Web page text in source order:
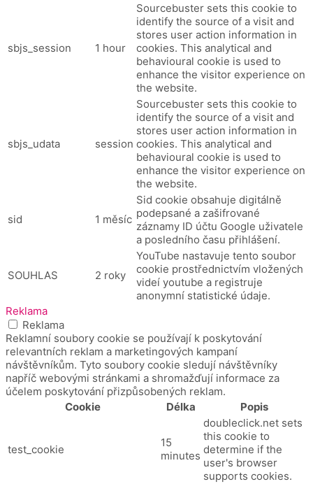
sbjs_session 1 hour
Sourcebuster sets this cookie to
identify the source of a visit and
stores user action information in
cookies. This analytical and
behavioural cookie is used to
enhance the visitor experience on
the website.
sbjs_udata session
Sourcebuster sets this cookie to
identify the source of a visit and
stores user action information in
cookies. This analytical and
behavioural cookie is used to
enhance the visitor experience on
the website.
sid 1 měsíc
Sid cookie obsahuje digitálně
podepsané a zašifrované
záznamy ID účtu Google uživatele
a posledního času přihlášení.
SOUHLAS 2 roky
YouTube nastavuje tento soubor
cookie prostřednictvím vložených
videí youtube a registruje
anonymní statistické údaje.
Reklama
Reklama
Reklamní soubory cookie se používají k poskytování
relevantních reklam a marketingových kampaní
návštěvníkům. Tyto soubory cookie sledují návštěvníky
napříč webovými stránkami a shromažďují informace za
účelem poskytování přizpůsobených reklam.
Cookie
Délka Popis
test_cookie
15
minutes
doubleclick.net sets
this cookie to
determine if the
user's browser
supports cookies.